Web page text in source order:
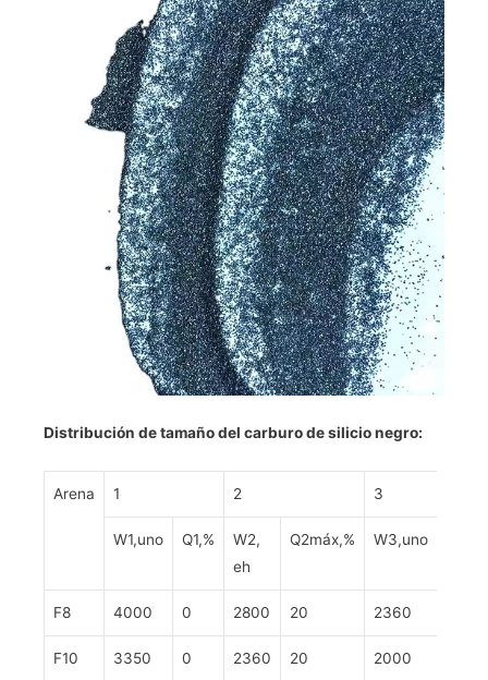
Distribución de tamañodel carburo de silicio negro:
Arena 1 2 3
W1,uno Q1,%
W2,
eh
Q2máx,% W3,uno
F8 4000 0 2800 20 2360
F10 3350 0 2360 20 2000